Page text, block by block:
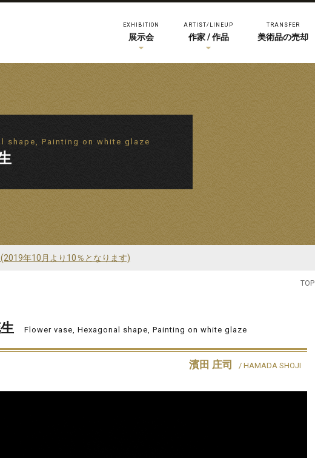
EXHIBITION
展示会
ARTIST/LINEUP
作家 / 作品
TRANSFER
美術品の売却
shape, Painting on white glaze
年10月より10％となります)
TOP
Flower vase, Hexagonal shape, Painting on white glaze
濱田 庄司 / HAMADA SHOJI